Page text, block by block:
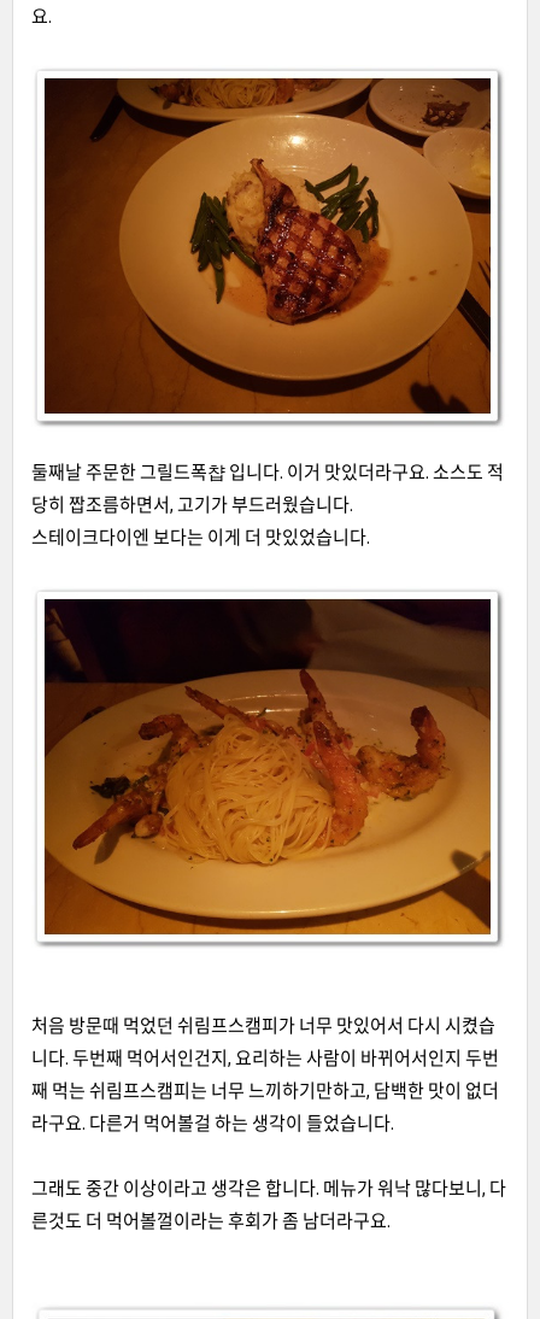
요.
둘째날 주문한 그릴드폭챱 입니다. 이거 맛있더라구요. 소스도 적
당히 짭조름하면서, 고기가 부드러웠습니다.
스테이크다이엔 보다는 이게 더 맛있었습니다.
처음 방문때 먹었던 쉬림프스캠피가 너무 맛있어서 다시 시켰습
니다. 두번째 먹어서인건지 , 요리하는 사람이 바뀌어서인지 두번
째 먹는 쉬림프스캠피는 너무 느끼하기만하고, 담백한 맛이 없더
라구요. 다른거 먹어볼걸 하는 생각이 들었습니다.
그래도 중간 이상이라고 생각은 합니다. 메뉴가 워낙 많다보니 , 다
른것도 더 먹어볼껄이라는 후회가 좀 남더라구요.